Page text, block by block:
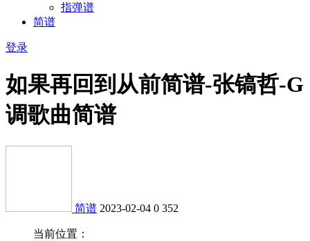
指弹谱
简谱
登录
如果再回到从前简谱-张镐哲-G
调歌曲简谱
简谱 2023-02-04 0 352
当前位置：